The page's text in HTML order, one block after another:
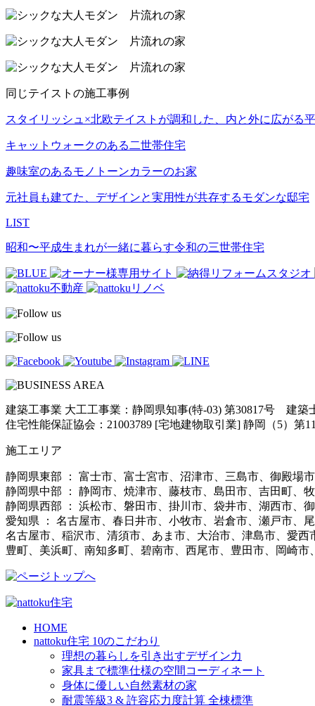
同じテイストの施工事例
スタイリッシュ×北欧テイストが調和した、内と外に広がる
キャットウォークのある二世帯住宅
趣味室のあるモノトーンカラーのお家
元社員も建てた、デザインと実用性が共存するモダンな邸宅
LIST
昭和〜平成生まれが一緒に暮らす令和の三世帯住宅
建築工事業 大工工事業：静岡県知事(特-03) 第30817号 建築
住宅性能保証協会：21003789 [宅地建物取引業] 静岡（5）第
施工エリア
静岡県東部 ： 富士市、富士宮市、沼津市、三島市、御殿場
静岡県中部 ： 静岡市、焼津市、藤枝市、島田市、吉田町、
静岡県西部 ： 浜松市、磐田市、掛川市、袋井市、湖西市、
愛知県 ： 名古屋市、春日井市、小牧市、岩倉市、瀬戸市、
名古屋市、稲沢市、清須市、あま市、大治市、津島市、愛
豊町、美浜町、南知多町、碧南市、西尾市、豊田市、岡崎市
HOME
nattoku住宅 10のこだわり
理想の暮らしを引き出すデザイン力
家具まで標準仕様の空間コーディネート
身体に優しい自然素材の家
耐震等級3 & 許容応力度計算 全棟標準